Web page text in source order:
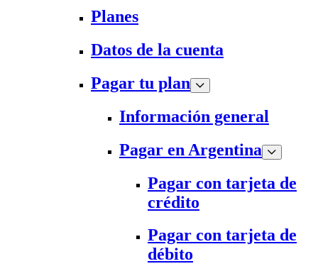
Planes
Datos de la cuenta
Pagar tu plan
Información general
Pagar en Argentina
Pagar con tarjeta de
crédito
Pagar con tarjeta de
débito